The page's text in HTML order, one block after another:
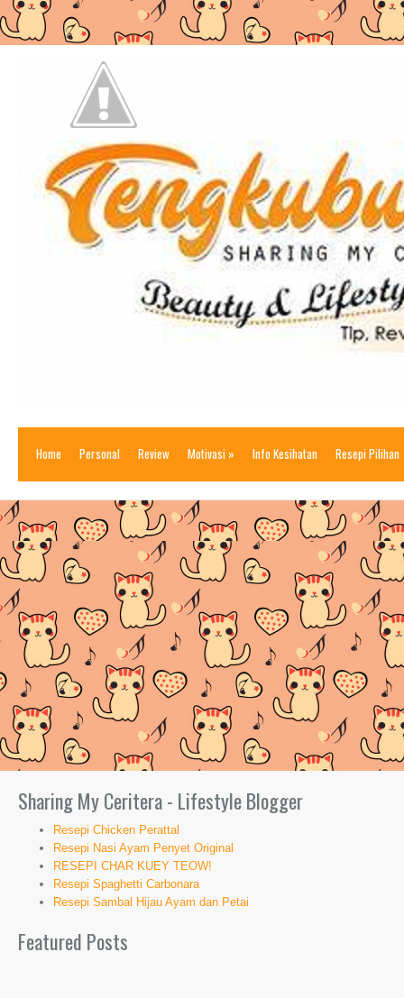
Home Personal Review Motivasi » Info Kesihatan Resepi Pilihan
Sharing My Ceritera - Lifestyle Blogger
Resepi Chicken Perattal
Resepi Nasi Ayam Penyet Original
RESEPI CHAR KUEY TEOW!
Resepi Spaghetti Carbonara
Resepi Sambal Hijau Ayam dan Petai
Featured Posts